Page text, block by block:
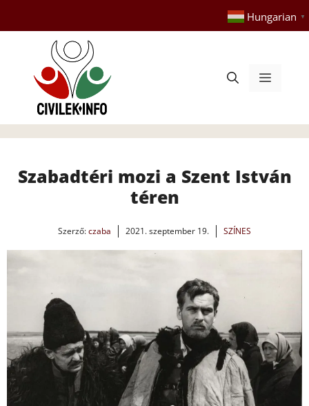
tartalomba
Hungarian ▼
Menü
Szabadtéri mozi a Szent István
téren
Szerző:czaba 2021. szeptember 19. SZÍNES